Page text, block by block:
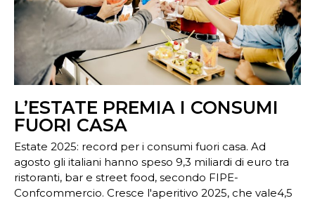
L’ESTATE PREMIA I CONSUMI
FUORI CASA
Estate 2025: record per i consumi fuori casa. Ad
agosto gli italiani hanno speso 9,3 miliardi di euro tra
ristoranti, bar e street food, secondo FIPE-
Confcommercio. Cresce l'aperitivo 2025, che vale4,5